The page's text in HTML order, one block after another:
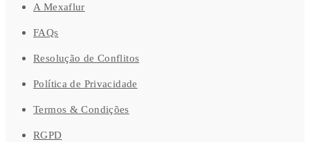
A Mexaflur
FAQs
Resolução de Conflitos
Política de Privacidade
Termos & Condições
RGPD